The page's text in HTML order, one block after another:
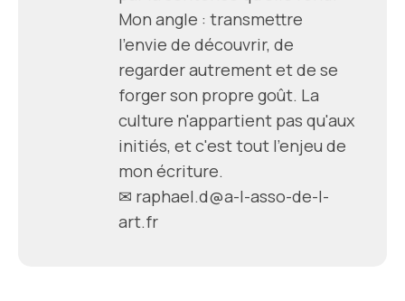
Mon angle : transmettre
l'envie de découvrir, de
regarder autrement et de se
forger son propre goût. La
culture n'appartient pas qu'aux
initiés, et c'est tout l'enjeu de
mon écriture.
✉ raphael.d@a-l-asso-de-l-
art.fr